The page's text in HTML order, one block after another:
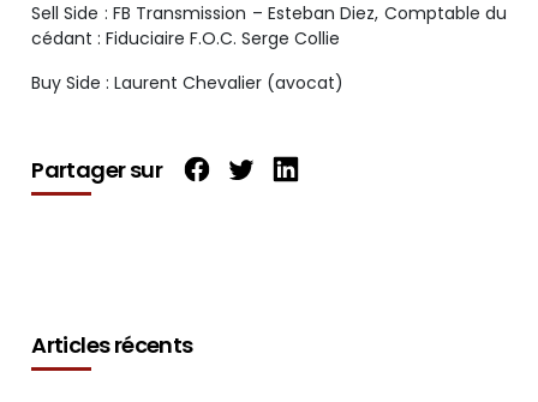
Sell Side : FB Transmission – Esteban Diez, Comptable du
cédant : Fiduciaire F.O.C. Serge Collie
Buy Side : Laurent Chevalier (avocat)
Partager sur
Articles récents